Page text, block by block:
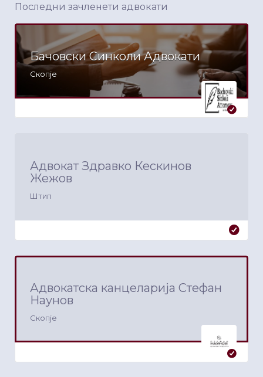
Последни зачленети адвокати
Бачовски Синколи Адвокати
Скопје
Адвокат Здравко Кескинов
Жежов
Штип
Адвокатска канцеларија Стефан
Наунов
Скопје